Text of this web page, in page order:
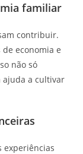
familiar
contribuir.
economia e
não só
ajuda a cultivar
experiências